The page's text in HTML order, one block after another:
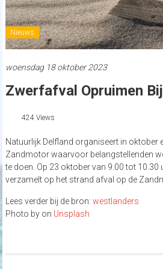
Nieuws
woensdag 18 oktober 2023
Zwerfafval Opruimen
424 Views
Natuurlijk Delfland organiseert in oktober
Zandmotor waarvoor belangstellenden
te doen. Op 23 oktober van 9.00 tot 10.30
verzamelt op het strand afval op de
Lees verder bij de bron: westlanders
Photo by on Unsplash